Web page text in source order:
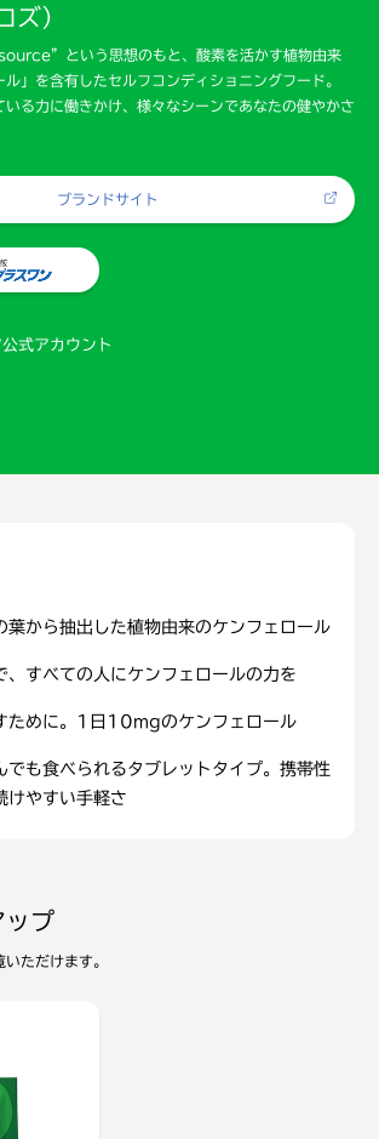
）
という思想のもと、酸素を活かす植物由来
」を含有したセルフコンディショニングフード。
いる力に働きかけ、様々なシーンであなたの健やかさ
ブランドサイト
式アカウント
葉から抽出した植物由来のケンフェロール
、すべての人にケンフェロールの力を
ために。1日10mgのケンフェロール
でも食べられるタブレットタイプ。携帯性
けやすい手軽さ
ップ
ただけます。